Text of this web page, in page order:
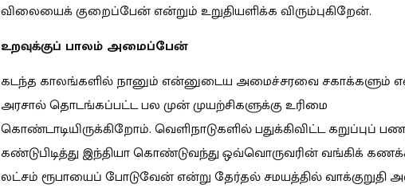
விலையைக் குறைப்பேன் என்றும் உறுதியளிக்க விரும்புகிறேன்.
உறவுக்குப் பாலம் அமைப்பேன்
கடந்த காலங்களில் நானும் என்னுடைய அமைச்சரவை சகாக்களும்
அரசால் தொடங்கப்பட்ட பல முன் முயற்சிகளுக்கு உரிமை
கொண்டாடியிருக்கிறோம். வெளிநாடுகளில் பதுக்கிவிட்ட கறுப்புப்
கண்டுபிடித்து இந்தியா கொண்டுவந்து ஒவ்வொருவரின் வங்கிக்
லட்சம் ரூபாயைப் போடுவேன் என்று தேர்தல் சமயத்தில் வாக்குறுதி